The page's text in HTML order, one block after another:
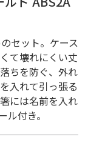
セット。ケース
て壊れにくい丈
ちを防ぐ、外れ
入れて引っ張る
には名前を入れ
付き。